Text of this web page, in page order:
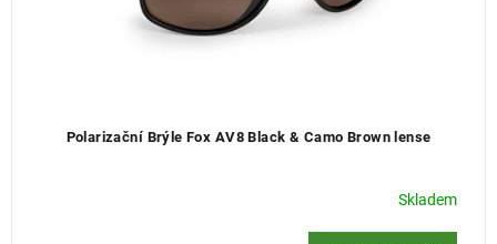
Polarizační Brýle Fox AV8 Black & Camo Brown lense
Skladem